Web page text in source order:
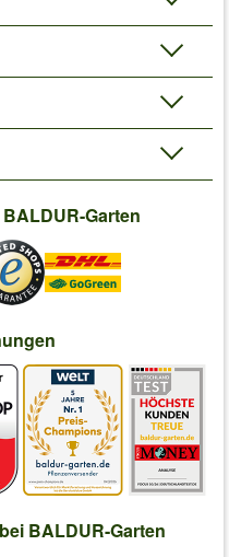
Garten
BALDUR-Garten